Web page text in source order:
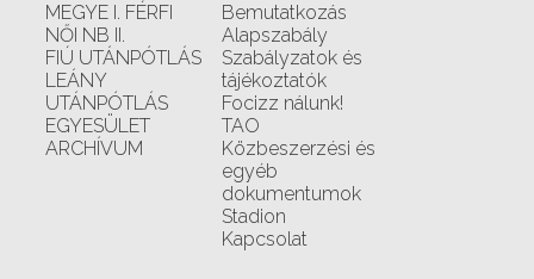
MEGYE I. FÉRFI
NŐI NB II.
FIÚ UTÁNPÓTLÁS
LEÁNY
UTÁNPÓTLÁS
EGYESÜLET
ARCHÍVUM
Bemutatkozás
Alapszabály
Szabályzatok és
tájékoztatók
Focizz nálunk!
TAO
Közbeszerzési és
egyéb
dokumentumok
Stadion
Kapcsolat